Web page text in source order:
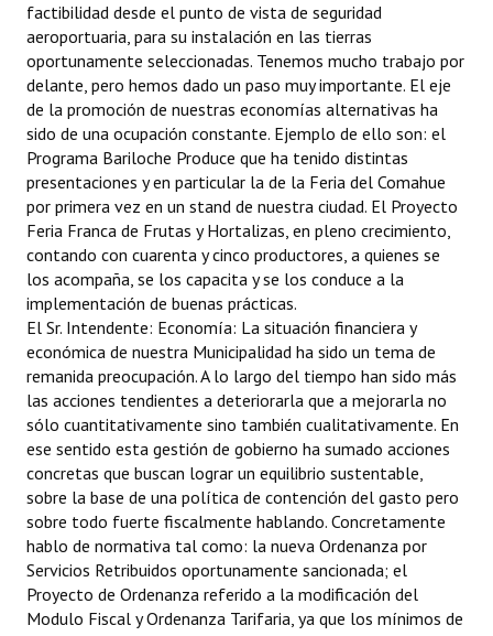
factibilidad desde el punto de vista de seguridad
aeroportuaria, para su instalación en las tierras
oportunamente seleccionadas. Tenemos mucho trabajo por
delante, pero hemos dado un paso muy importante. El eje
de la promoción de nuestras economías alternativas ha
sido de una ocupación constante. Ejemplo de ello son: el
Programa Bariloche Produce que ha tenido distintas
presentaciones y en particular la de la Feria del Comahue
por primera vez en un stand de nuestra ciudad. El Proyecto
Feria Franca de Frutas y Hortalizas, en pleno crecimiento,
contando con cuarenta y cinco productores, a quienes se
los acompaña, se los capacita y se los conduce a la
implementación de buenas prácticas.
El Sr. Intendente: Economía: La situación financiera y
económica de nuestra Municipalidad ha sido un tema de
remanida preocupación. A lo largo del tiempo han sido más
las acciones tendientes a deteriorarla que a mejorarla no
sólo cuantitativamente sino también cualitativamente. En
ese sentido esta gestión de gobierno ha sumado acciones
concretas que buscan lograr un equilibrio sustentable,
sobre la base de una política de contención del gasto pero
sobre todo fuerte fiscalmente hablando. Concretamente
hablo de normativa tal como: la nueva Ordenanza por
Servicios Retribuidos oportunamente sancionada; el
Proyecto de Ordenanza referido a la modificación del
Modulo Fiscal y Ordenanza Tarifaria, ya que los mínimos de